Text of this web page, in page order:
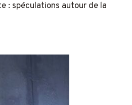
: spéculations autour de la